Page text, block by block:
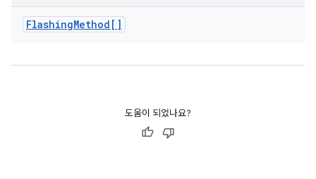
FlashingMethod[]
도움이 되었나요?